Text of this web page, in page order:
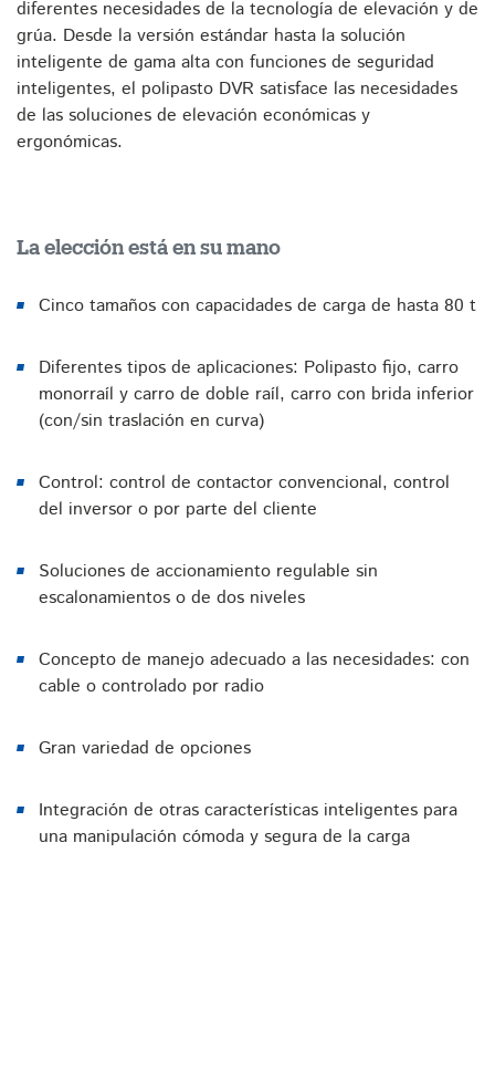
diferentes necesidades de la tecnología de elevación y de
grúa. Desde la versión estándar hasta la solución
inteligente de gama alta con funciones de seguridad
inteligentes, el polipasto DVR satisface las necesidades
de las soluciones de elevación económicas y
ergonómicas.
La elección está en su mano
Cinco tamaños con capacidades de carga de hasta 80 t
Diferentes tipos de aplicaciones: Polipasto fijo, carro
monorraíl y carro de doble raíl, carro con brida inferior
(con/sin traslación en curva)
Control: control de contactor convencional, control
del inversor o por parte del cliente
Soluciones de accionamiento regulable sin
escalonamientos o de dos niveles
Concepto de manejo adecuado a las necesidades: con
cable o controlado por radio
Gran variedad de opciones
Integración de otras características inteligentes para
una manipulación cómoda y segura de la carga